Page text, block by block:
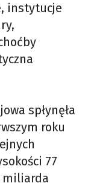
instytucje
spłynęła
roku
77
miliarda